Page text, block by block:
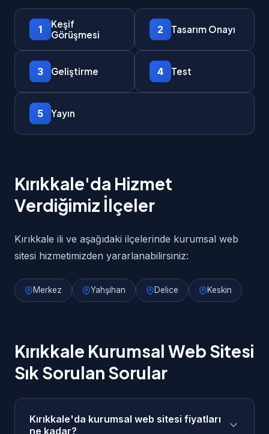
1
Keşif
Görüşmesi
2 Tasarım Onayı
3 Geliştirme 4 Test
5 Yayın
Kırıkkale'da Hizmet
Verdiğimiz İlçeler
Kırıkkale ili ve aşağıdaki ilçelerinde kurumsal web
sitesi hizmetimizden yararlanabilirsiniz:
Merkez Yahşihan Delice Keskin
Kırıkkale Kurumsal Web Sitesi
Sık Sorulan Sorular
Kırıkkale'da kurumsal web sitesi fiyatları
ne kadar?